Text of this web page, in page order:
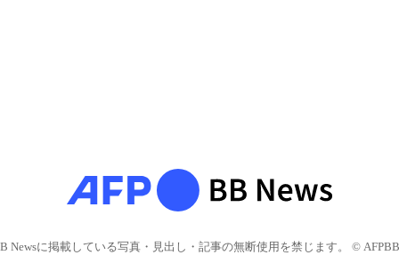
Newsに掲載している写真・見出し・記事の無断使用を禁じます。 © AFPBB